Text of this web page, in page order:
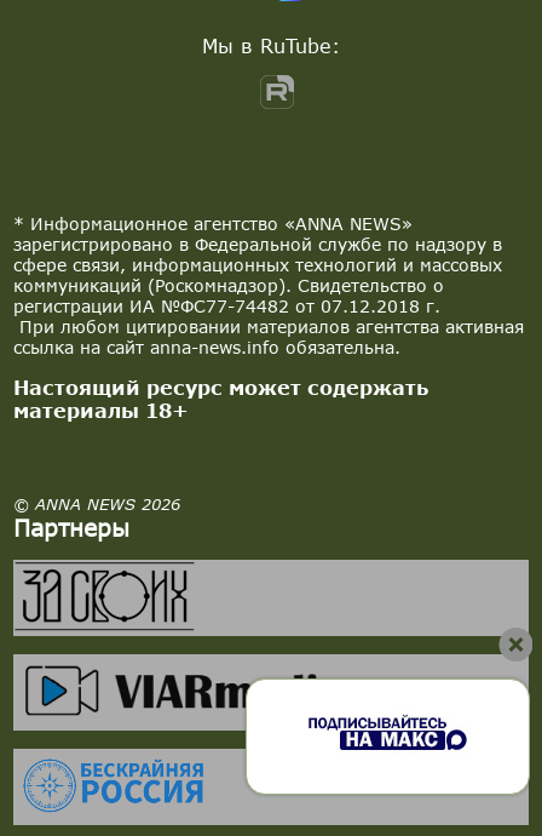
* Информационное агентство «ANNA NEWS»
зарегистрировано в Федеральной службе по надзору в
сфере связи, информационных технологий и массовых
коммуникаций (Роскомнадзор). Свидетельство о
регистрации ИА №ФС77-74482 от 07.12.2018 г.
При любом цитировании материалов агентства активная
ссылка на сайт anna-news.info обязательна.
Настоящий ресурс может содержать
материалы 18+
© ANNA NEWS 2026
Партнеры
Мы в RuTube: